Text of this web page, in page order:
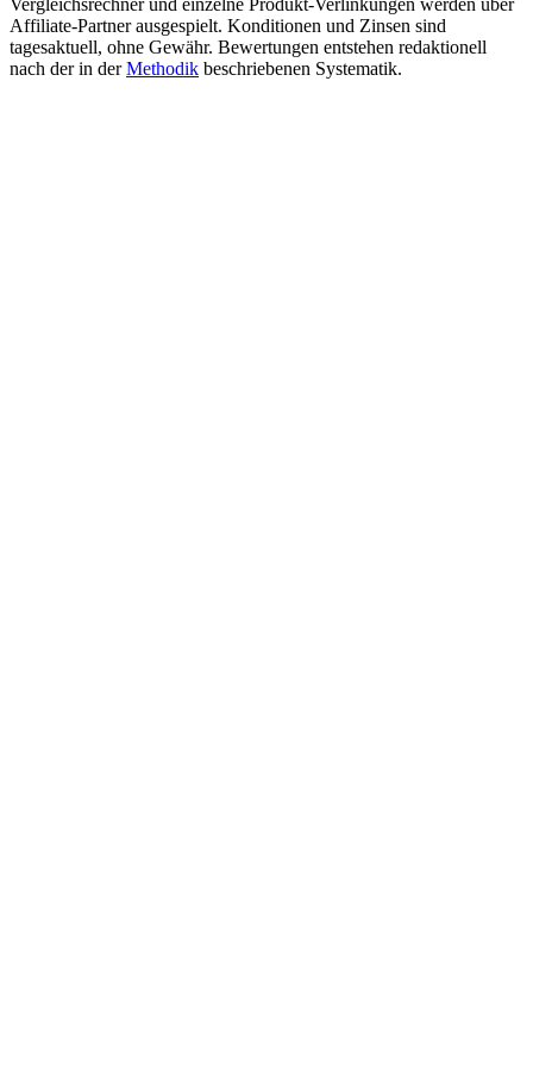
Vergleichsrechner und einzelne Produkt-Verlinkungen werden über
Affiliate-Partner ausgespielt. Konditionen und Zinsen sind
tagesaktuell, ohne Gewähr. Bewertungen entstehen redaktionell
nach der in derMethodik beschriebenen Systematik.